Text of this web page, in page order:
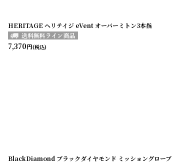
HERITAGE ヘリテイジ eVent オーバーミトン3本指
7,370円(税込)
BlackDiamond ブラックダイヤモンド ミッショングローブ